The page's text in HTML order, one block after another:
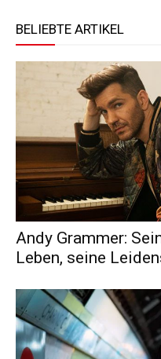
BELIEBTE ARTIKEL
Andy Grammer:
Leben, seine